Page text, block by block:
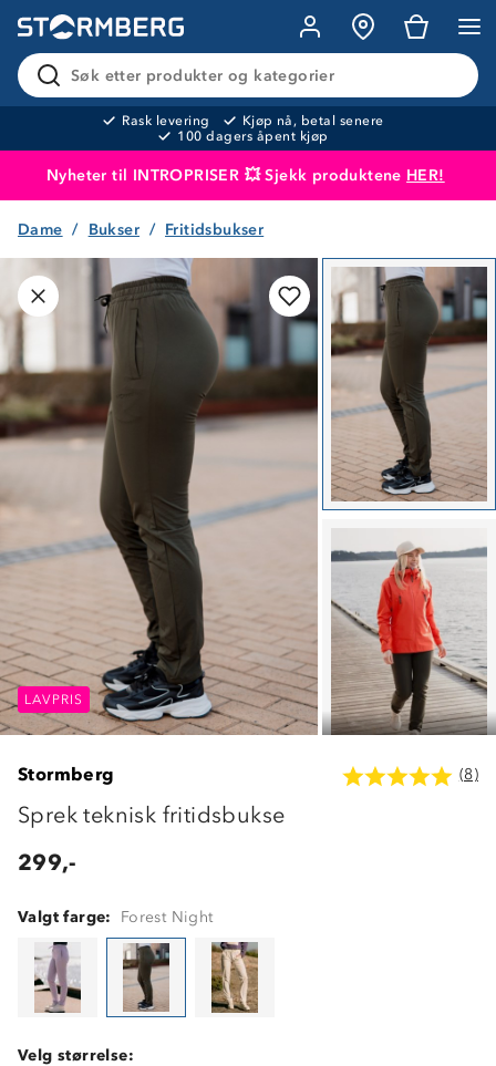
Søk etter produkter og kategorier
Rask levering
Kjøp nå, betal senere
100 dagers åpent kjøp
Nyheter til INTROPRISER 💥 Sjekk produktene HER!
Produktet er lagt i handlekurven
Dame Bukser Fritidsbukser
LAVPRIS LAVPRIS
LAVPRIS
Stormberg (8)
Sprek teknisk fritidsbukse
299,-
Valgt farge: Forest Night
Velg størrelse: